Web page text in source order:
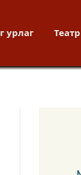
урлаг Театр